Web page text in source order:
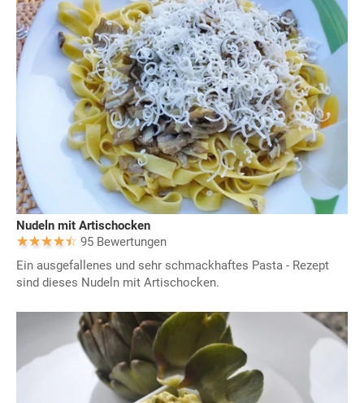
Nudeln mit Artischocken
95 Bewertungen
Ein ausgefallenes und sehr schmackhaftes Pasta - Rezept
sind dieses Nudeln mit Artischocken.